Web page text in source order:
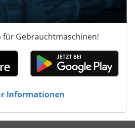
für Gebrauchtmaschinen!
Informationen